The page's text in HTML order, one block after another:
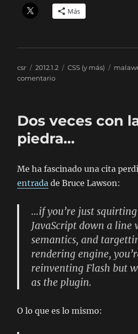
Más
Autor
csr
Publicado
el
2012.1.2 Categorías
CSS (y más)
comentarioen
Dos veces con
piedra…
Me ha fascinado una cita
entrada de Bruce Lawson:
…if you’re just
JavaScript down a line
semantics, and
rendering engine,
reinventing Flash but
as the plugin.
O lo que es lo mismo: